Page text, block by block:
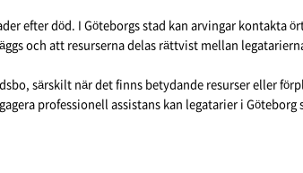
efter död. I Göteborgs stad kan arvingar kontakta
och att resurserna delas rättvist mellan
särskilt när det finns betydande resurser eller
professionell assistans kan legatarier i Göteborg